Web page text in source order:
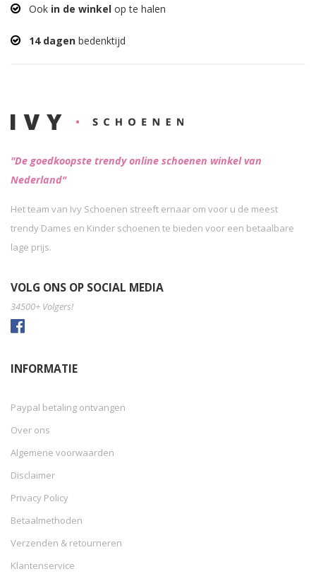
Ook in de winkel op te halen
14 dagen bedenktijd
"De goedkoopste trendy online schoenen winkel van
Nederland"
Het team van Ivy Schoenen streeft ernaar om voor u de meest
trendy Dames en Kinder schoenen te bieden voor een betaalbare
lage prijs.
VOLG ONS OP SOCIAL MEDIA
34500+ Volgers!
INFORMATIE
Paypal betaling ontvangen
Over ons
Algemene voorwaarden
Disclaimer
Privacy Policy
Betaalmethoden
Verzenden & retourneren
Klantenservice